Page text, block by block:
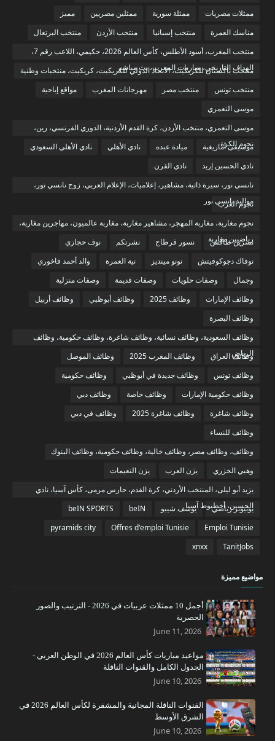
ممثلات مصريات
ممثلة سورية ممثلين مصريين
مميز
مناسك العمرة
منتخب إسبانيا منتخب الأردن
منتخب البرتغال
منتخب المغرب، أسود الأطلس، كأس العالم 2026، حكيمي، اللاعب رقم 7،
الهداف التاريخي، مباريات المغرب، بث مباشر
منتخب باكستان للكريكيت، الاتحاد الدولي للكريكيت، كريكيت، منتخبات وطنية
منتخب تونس
منتخب مصر مهرجانات المغرب
مواقع إباحية
موسى التعمري
موسى التعمري، منتخب الأردن، كرة القدم الأردنية، الدوري الفرنسي، رين،
نجوم الكرة
موسيقى أمازيغية ميادة عبده نادي الأهلي
نادي الأهلي السعودي
نادي الحسين إربد
نادي القرن
نانسي نور، سيرة ذاتية، مشاهير، إعلاميات، الإعلام العربي، زوج نانسي نور،
مواليد نانسي نور
نجوم العرب
نجوم مغاربة، مغاربة المهجر، مشاهير مغاربة، مغاربة عالميون، مهاجرين مغاربة،
رياضيين مغاربة
نسرين طافش نسور قرطاج نشرتكم
نوف حجازي
نوفاك دجوكوفيتش
نونو مينديز نية العمرة
والد أحمد فاخوري
وجمال
وصفات حلويات وصفات قديمة
وصفات منزلية
وظائف الإمارات
وظائف 2025 وظائف أبوظبي
وظائف أربيل
وظائف البصرة
وظائف السعودية، وظائف نسائية، وظائف شاغرة، وظائف حكومية، وظائف
الرياض
وظائف العراق وظائف المغرب 2025
وظائف الموصل
وظائف تونس
وظائف جديدة في أبوظبي
وظائف حكومية
وظائف حكومية الإمارات
وظائف خاصة
وظائف دبي
وظائف شاغرة
وظائف شاغرة 2025
وظائف في دبي
وظائف للنساء
وظائف، وظائف مصر، وظائف خالية، وظائف حكومية، وظائف البنوك
وهبي الخزري
يزن العرب
يزن النعيمات
يزيد أبو ليلى، المنتخب الأردني، كرة القدم، حارس مرمى، كأس آسيا، نادي
الحسين، أخطبوط آسيا
يوتيوبر رياضي يوسف شيبو beIN
beIN SPORTS
Emploi Tunisie
Offres d'emploi Tunisie
pyramids city
TanitJobs
xnxx
مواضيع مميزة
أجمل 10 ممثلات عربيات في 2026 - الترتيب والصور
الحصرية
June 11, 2026
مواعيد مباريات كأس العالم 2026 في الوطن العربي -
الجدول الكامل والقنوات الناقلة
June 10, 2026
القنوات الناقلة المجانية والمشفرة لكأس العالم 2026 في
الشرق الأوسط
June 10, 2026